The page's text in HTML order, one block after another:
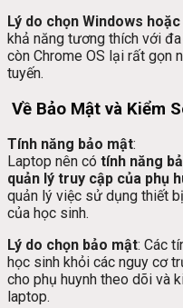
Lý do chọn Windows
khả năng tương thích với
còn Chrome OS lại rất gọn
tuyến.
Về Bảo Mật và Kiểm
Tính năng bảo mật:
Laptop nên có tính năng
quản lý truy cập của phụ
quản lý việc sử dụng thiết
của học sinh.
Lý do chọn bảo mật: Các
học sinh khỏi các nguy cơ
cho phụ huynh theo dõi và
laptop.